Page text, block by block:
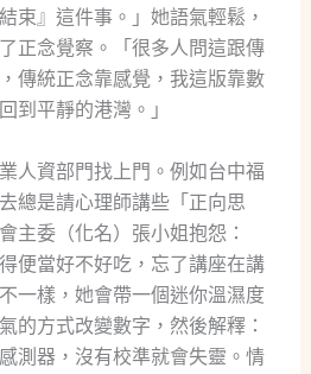
束』這件事。」她語氣輕鬆，
正念覺察。「很多人問這跟傳
傳統正念靠感覺，我這版靠數
到平靜的港灣。」
人資部門找上門。例如台中福
總是請心理師講些「正向思
主委（化名）張小姐抱怨：
便當好不好吃，忘了講座在講
一樣，她會帶一個迷你溫濕度
的方式改變數字，然後解釋：
測器，沒有校準就會失靈。情